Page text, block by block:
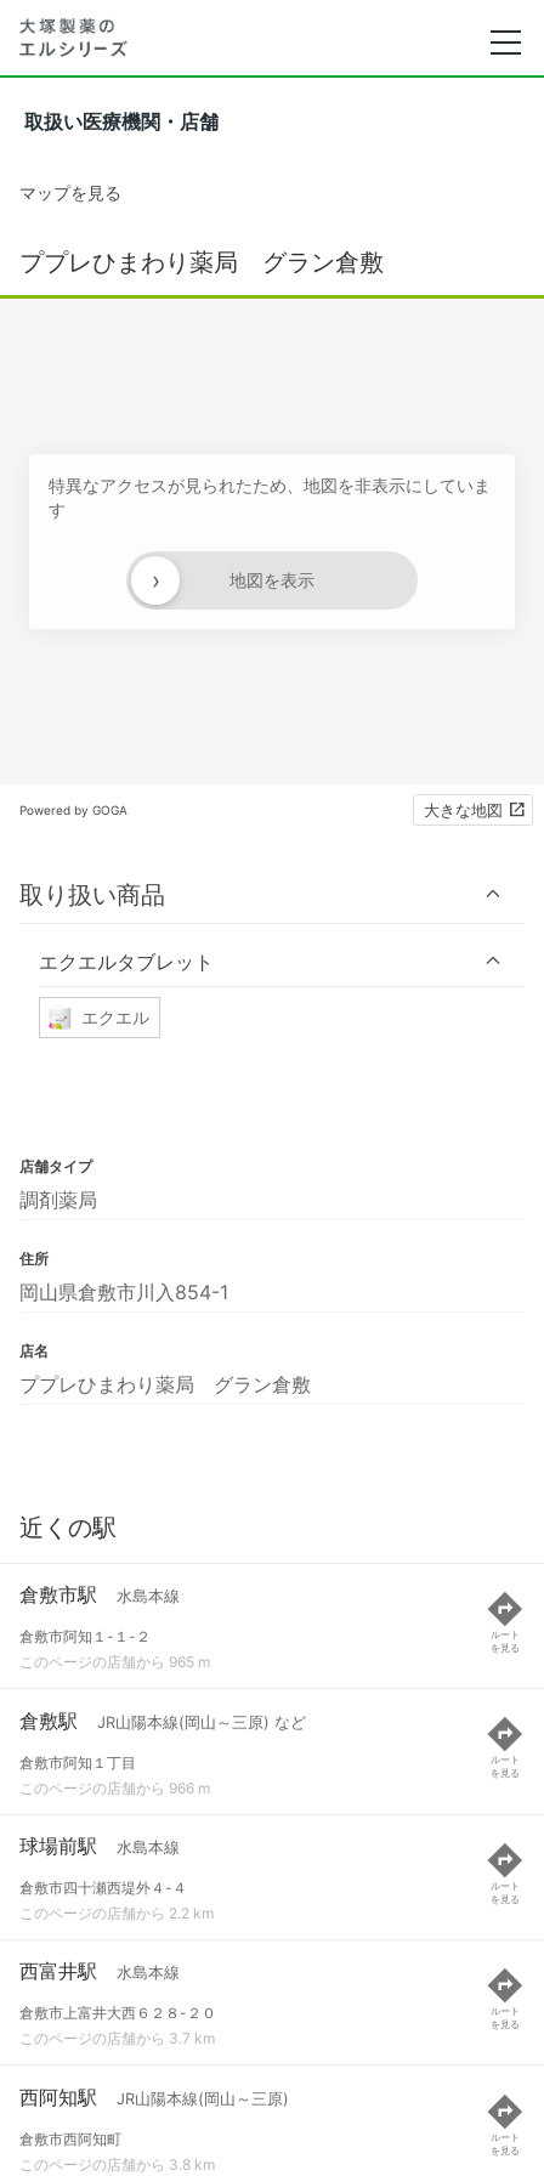
取扱い医療機関・店舗
マップを見る
ププレひまわり薬局 グラン倉敷
特異なアクセスが見られたため、地図を非表示にしていま
す
地図を表示
›
Powered by GOGA 大きな地図
取り扱い商品
エクエルタブレット
エクエル
店舗タイプ
調剤薬局
住所
岡山県倉敷市川入854-1
店名
ププレひまわり薬局 グラン倉敷
近くの駅
倉敷市駅 水島本線
倉敷市阿知１-１-２
このページの店舗から 965 m
ルート
を見る
倉敷駅 JR山陽本線(岡山～三原) など
倉敷市阿知１丁目
このページの店舗から 966 m
ルート
を見る
球場前駅 水島本線
倉敷市四十瀬西堤外４-４
このページの店舗から 2.2 km
ルート
を見る
西富井駅 水島本線
倉敷市上富井大西６２８-２０
このページの店舗から 3.7 km
ルート
を見る
西阿知駅 JR山陽本線(岡山～三原)
倉敷市西阿知町
このページの店舗から 3.8 km
ルート
を見る